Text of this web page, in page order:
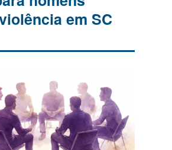
em SC